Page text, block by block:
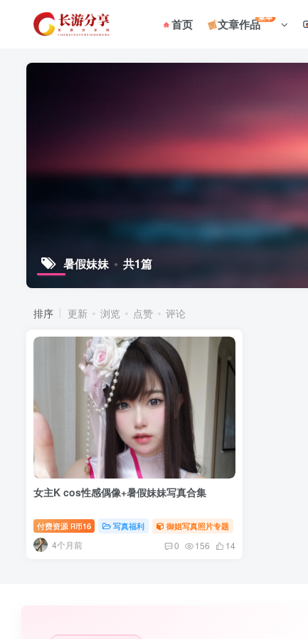
首页 文章作品菜单
暑假妹妹 共1篇
排序 更新 浏览 点赞 评论
女主K cos性感偶像+暑假妹妹写真合集
付费资源 R币16 写真福利 御姐写真照片专题
4个月前 0 156 14